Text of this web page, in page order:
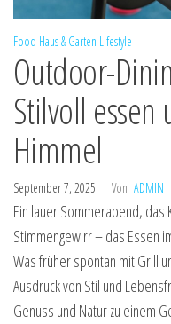
Food Haus & Garten Lifestyle
Outdoor-
Stilvoll
Himmel
September 7, 2025 Von ADMIN
Ein lauer Sommerabend,
Stimmengewirr – das Essen
Was früher spontan mit Grill
Ausdruck von Stil und
Genuss und Natur zu einem